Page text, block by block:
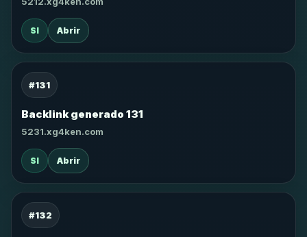
SI Abrir
#131
Backlink generado 131
5231.xg4ken.com
SI Abrir
#132